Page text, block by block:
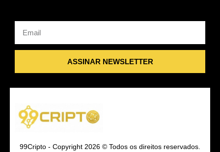
ASSINAR NEWSLETTER
99Cripto - Copyright 2026 © Todos os direitos reservados.